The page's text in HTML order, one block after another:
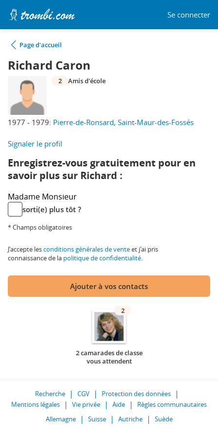
Se connecter
Page d'accueil
Richard Caron
1977 - 1979: Pierre-de-Ronsard, Saint-Maur-des-Fossés
2 Amis d'école
Signaler le profil
Enregistrez-vous gratuitement pour en
savoir plus sur Richard :
Madame Monsieur
sorti(e) plus tôt ?
* Champs obligatoires
J'accepte lesconditions générales de venteet j'ai pris
connaissance de la politique de confidentialité.
Ajouter à vos contacts
2
2 camarades de classe
vous attendent
Recherche CGV
Protection des données
Mentions légales
Vie privée Aide
Règles communautaires
Allemagne
Suisse Autriche Suède